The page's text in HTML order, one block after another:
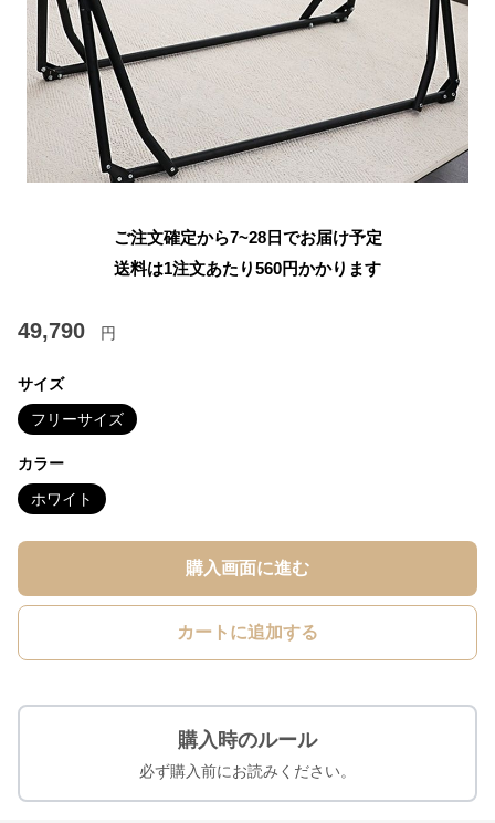
ご注文確定から7~28日でお届け予定
送料は1注文あたり560円かかります
49,790 円
サイズ
フリーサイズ
カラー
ホワイト
購入画面に進む
カートに追加する
購入時のルール
必ず購入前にお読みください。